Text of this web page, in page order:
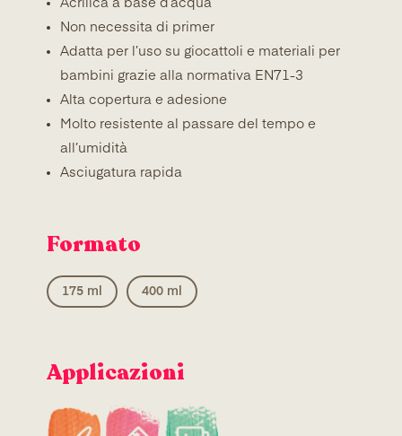
Acrilica a base d’acqua
Non necessita di primer
Adatta per l’uso su giocattoli e materiali per
bambini grazie alla normativa EN71-3
Alta copertura e adesione
Molto resistente al passare del tempo e
all’umidità
Asciugatura rapida
Formato
175 ml 400 ml
Applicazioni